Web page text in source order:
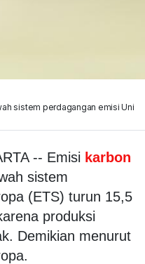
sistem perdagangan emisi Uni
-- Emisi karbon
sistem
(ETS) turun 15,5
produksi
Demikian menurut